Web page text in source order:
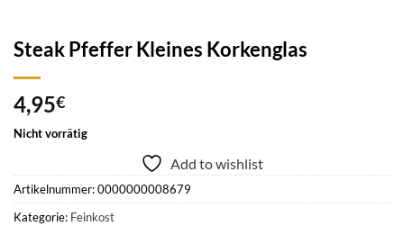
Steak Pfeffer Kleines Korkenglas
4,95€
Nicht vorrätig
Add to wishlist
Artikelnummer:0000000008679
Kategorie: Feinkost